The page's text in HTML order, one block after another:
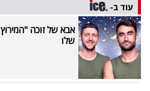
עקבו
אחרינו:
עוד ב-
אבא של זוכה
שלו